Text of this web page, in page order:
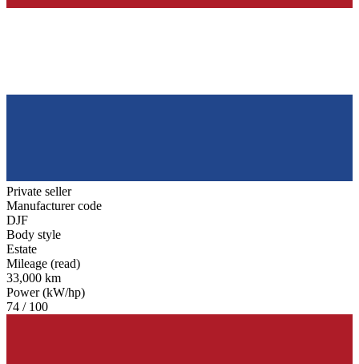
Private seller
Manufacturer code
DJF
Body style
Estate
Mileage (read)
33,000 km
Power (kW/hp)
74 / 100